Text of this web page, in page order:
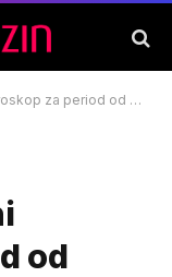
od 14.11.2022. do 20.11.2022.
od